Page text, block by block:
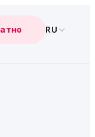
RU